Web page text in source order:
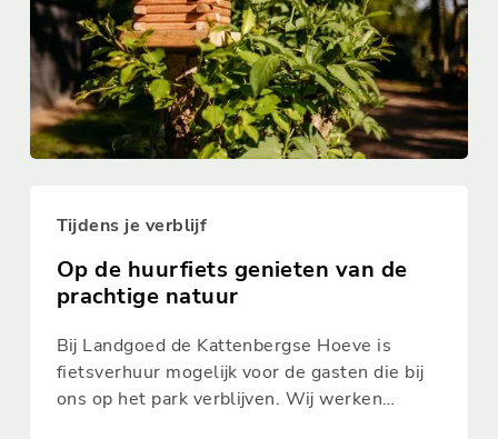
Tijdens je verblijf
Op de huurfiets genieten van de
prachtige natuur
Bij Landgoed de Kattenbergse Hoeve is
fietsverhuur mogelijk voor de gasten die bij
ons op het park verblijven. Wij werken